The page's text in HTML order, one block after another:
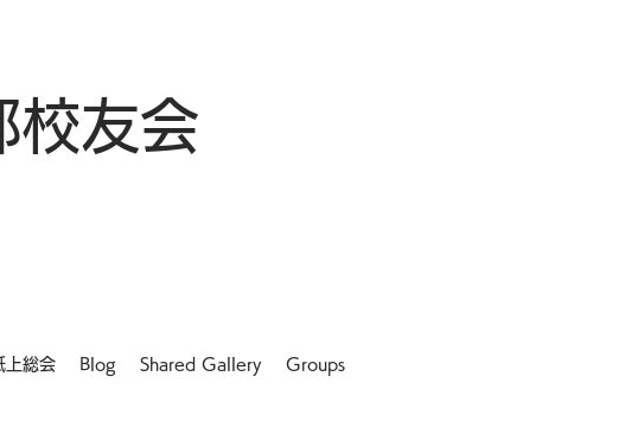
校友会
上総会 Blog Shared Gallery Groups